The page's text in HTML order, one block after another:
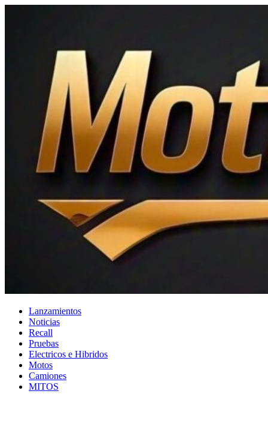
Lanzamientos
Noticias
Recall
Pruebas
Electricos e Hibridos
Motos
Camiones
MITOS